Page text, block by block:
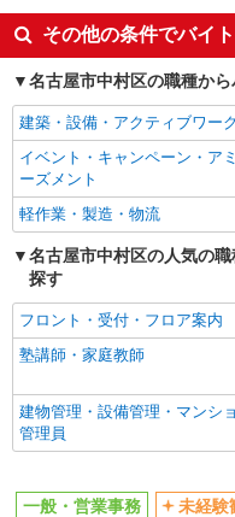
上場企業・上場企業のグルー
社
その他の条件でバイ
名古屋市中村区の職種か
建築・設備・アクティブワーク
イベント・キャンペーン・ア
ーズメント
軽作業・製造・物流
名古屋市中村区の人気の
探す
フロント・受付・フロア案内
塾講師・家庭教師
建物管理・設備管理・マンシ
管理員
一般・営業事務 未経験